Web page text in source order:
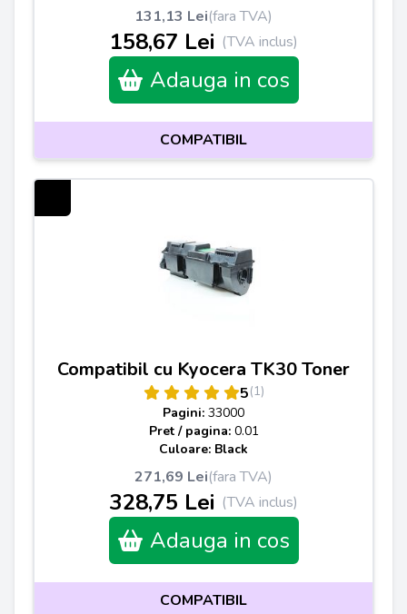
131,13 Lei(fara TVA)
158,67 Lei (TVA inclus)
Adauga in cos
COMPATIBIL
Compatibil cu Kyocera TK30 Toner
5(1)
Pagini: 33000
Pret / pagina: 0.01
Culoare: Black
271,69 Lei(fara TVA)
328,75 Lei (TVA inclus)
Adauga in cos
COMPATIBIL